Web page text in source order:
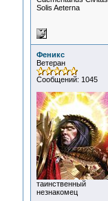
Solis Aeterna
Феникс
Ветеран
Сообщений: 1045
таинственный
незнакомец